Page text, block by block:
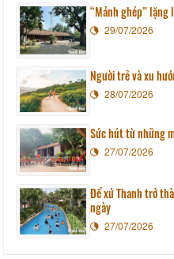
“Mảnh ghép” lặng
29/07/2026
Người trẻ và xu
28/07/2026
Sức hút từ những
27/07/2026
Để xứ Thanh trở
ngày
27/07/2026